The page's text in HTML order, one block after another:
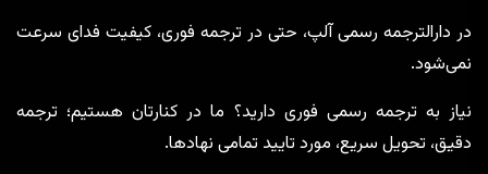
در دارالترجمه رسمی آلپ، حتی در ترجمه‌ فوری، کیفیت فدای سرعت
نمی‌شود.
نیاز به ترجمه رسمی فوری دارید؟ ما در کنارتان هستیم؛ ترجمه
دقیق، تحویل سریع، مورد تایید تمامی نهادها.